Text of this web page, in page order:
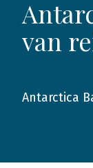
van
2020
Antarctica